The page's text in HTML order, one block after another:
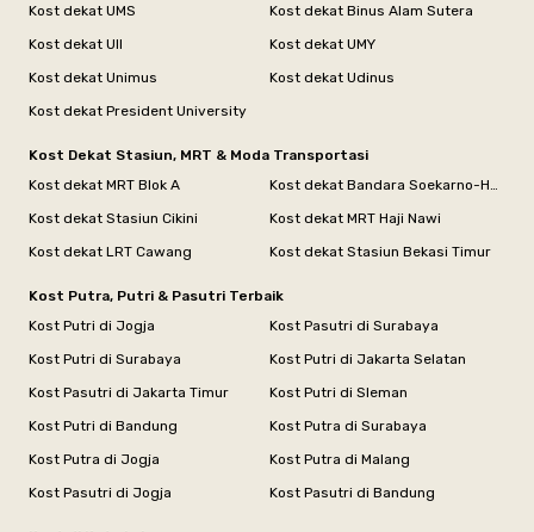
Kost dekat UMS
Kost dekat Binus Alam Sutera
Kost dekat UII
Kost dekat UMY
Kost dekat Unimus
Kost dekat Udinus
Kost dekat President University
Kost Dekat Stasiun, MRT & Moda Transportasi
Kost dekat MRT Blok A
Kost dekat Bandara Soekarno-Hatta
Kost dekat Stasiun Cikini
Kost dekat MRT Haji Nawi
Kost dekat LRT Cawang
Kost dekat Stasiun Bekasi Timur
Kost Putra, Putri & Pasutri Terbaik
Kost Putri di Jogja
Kost Pasutri di Surabaya
Kost Putri di Surabaya
Kost Putri di Jakarta Selatan
Kost Pasutri di Jakarta Timur
Kost Putri di Sleman
Kost Putri di Bandung
Kost Putra di Surabaya
Kost Putra di Jogja
Kost Putra di Malang
Kost Pasutri di Jogja
Kost Pasutri di Bandung